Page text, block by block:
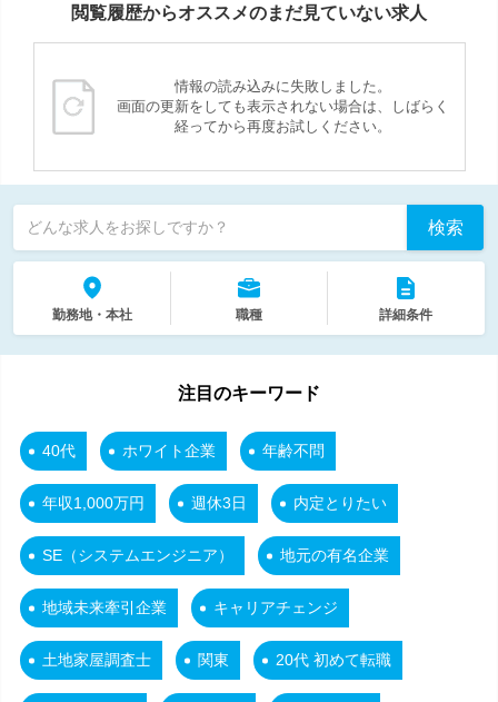
閲覧履歴からオススメのまだ見ていない求人
情報の読み込みに失敗しました。
画面の更新をしても表示されない場合は、しばらく
経ってから再度お試しください。
どんな求人をお探しですか？ 検索
勤務地・本社 職種 詳細条件
注目のキーワード
40代 ホワイト企業 年齢不問
年収1,000万円 週休3日 内定とりたい
SE（システムエンジニア） 地元の有名企業
地域未来牽引企業 キャリアチェンジ
土地家屋調査士 関東 20代 初めて転職